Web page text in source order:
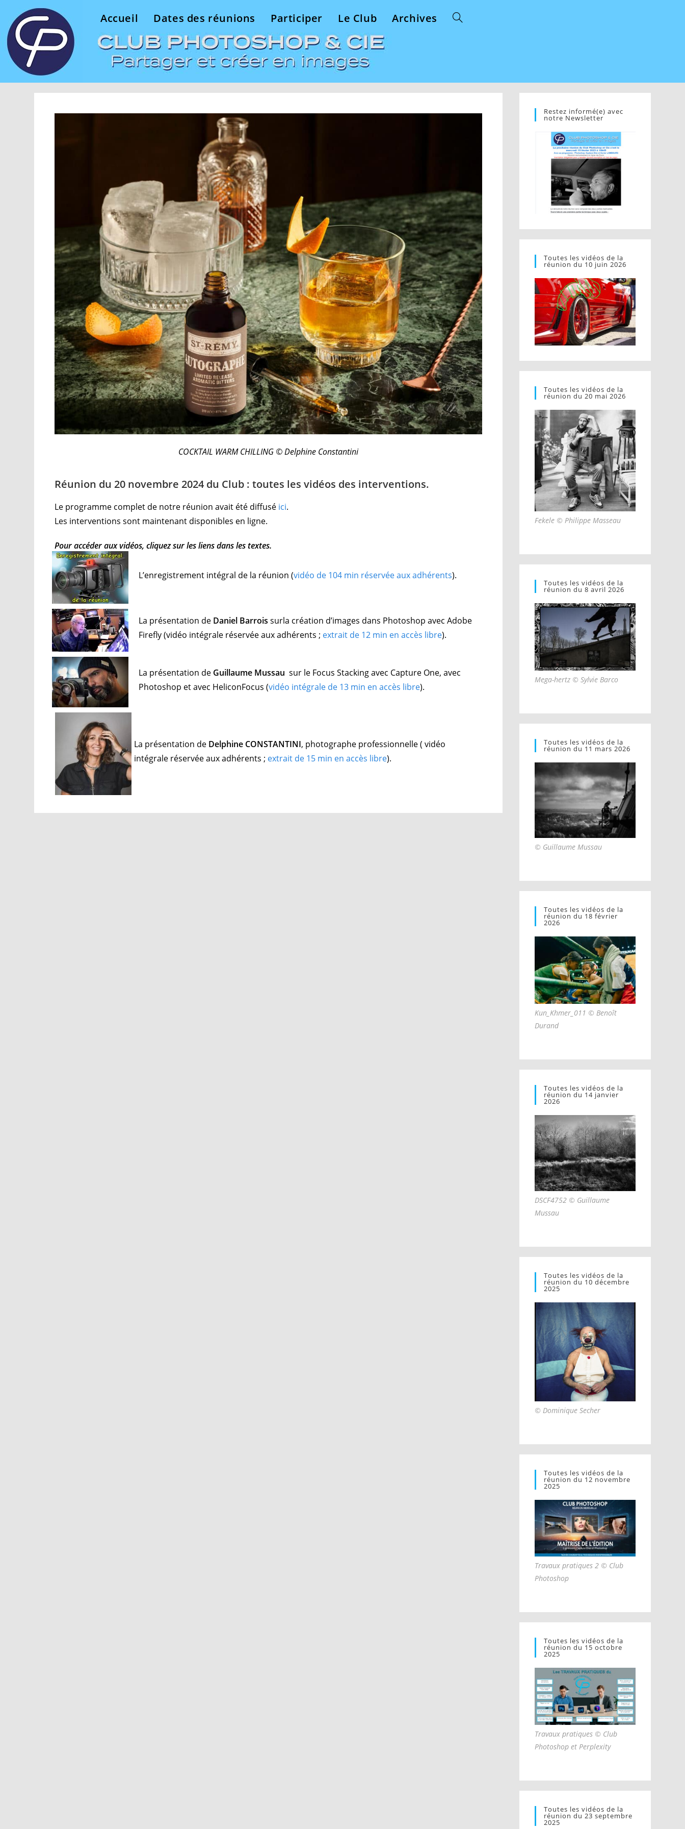
Accueil Dates des réunions Participer Le Club Archives
COCKTAIL WARM CHILLING © Delphine Constantini
Réunion du 20 novembre 2024 du Club : toutes les vidéos des interventions.
Le programme complet de notre réunion avait été diffusé ici.
Les interventions sont maintenant disponibles en ligne.
Pour accéder aux vidéos, cliquez sur les liens dans les textes.
L’enregistrement intégral de la réunion(vidéo de 104 min réservée aux adhérents).
La présentation de Daniel Barrois surla création d’images dans Photoshop avec Adobe
Firefly(vidéo intégrale réservée aux adhérents ; extrait de 12 min en accès libre).
La présentation de Guillaume Mussau sur le Focus Stacking avec Capture One, avec
Photoshop et avec HeliconFocus (vidéo intégrale de 13 min en accès libre).
La présentation de Delphine CONSTANTINI, photographe professionnelle ( vidéo
intégrale réservée aux adhérents ; extrait de 15 min en accès libre).
Restez informé(e) avec
notre Newsletter
Toutes les vidéos de la
réunion du 10 juin 2026
Toutes les vidéos de la
réunion du 20 mai 2026
Fekele © Philippe Masseau
Toutes les vidéos de la
réunion du 8 avril 2026
Mega-hertz © Sylvie Barco
Toutes les vidéos de la
réunion du 11 mars 2026
© Guillaume Mussau
Toutes les vidéos de la
réunion du 18 février
2026
Kun_Khmer_011 © Benoît
Durand
Toutes les vidéos de la
réunion du 14 janvier
2026
DSCF4752 © Guillaume
Mussau
Toutes les vidéos de la
réunion du 10 décembre
2025
© Dominique Secher
Toutes les vidéos de la
réunion du 12 novembre
2025
Travaux pratiques 2 © Club
Photoshop
Toutes les vidéos de la
réunion du 15 octobre
2025
Travaux pratiques © Club
Photoshop et Perplexity
Toutes les vidéos de la
réunion du 23 septembre
2025